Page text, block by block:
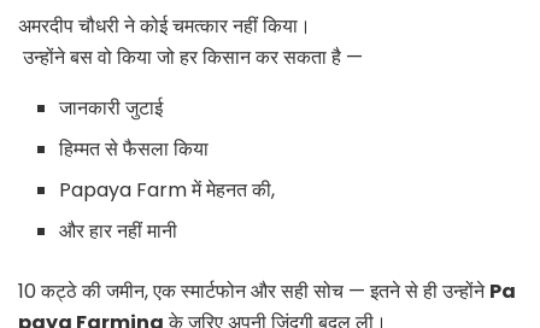
अमरदीप चौधरी ने कोई चमत्कार नहीं किया।
उन्होंने बस वो किया जो हर किसान कर सकता है —
जानकारी जुटाई
हिम्मत से फैसला किया
Papaya Farm में मेहनत की,
और हार नहीं मानी
10 कट्ठे की जमीन, एक स्मार्टफोन और सही सोच — इतने से ही उन्होंनेPa